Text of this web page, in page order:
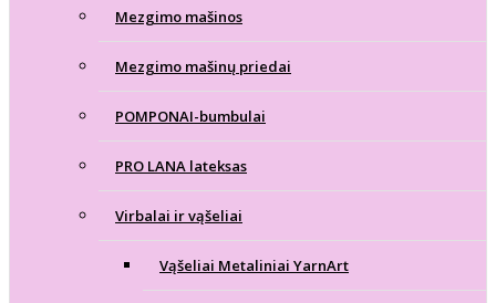
Mezgimo mašinos
Mezgimo mašinų priedai
POMPONAI-bumbulai
PRO LANA lateksas
Virbalai ir vąšeliai
Vąšeliai Metaliniai YarnArt